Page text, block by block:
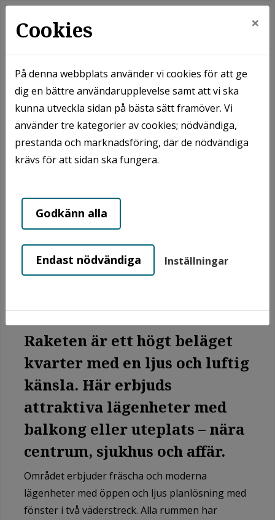
Våra områden
Simrishamn
Simrishamn - Raketen
Simrishamn - Raketen
Raketen är ett högt beläget
kvarter med en ljus och luftig
känsla. Här erbjuds
attraktiva lägenheter med
balkong eller uteplats – nära
centrum, sjukhus och affär.
Området erbjuder fräscha och moderna
lägenheter med öppen och ljus planlösning med
fönster i två väderstreck. Alla rummen har
Cookies ×
På denna webbplats använder vi cookies för att ge
dig en bättre användarupplevelse samt att vi ska
kunna utveckla sidan på bästa sätt framöver. Vi
använder tre kategorier av cookies; nödvändiga,
prestanda och marknadsföring, där de nödvändiga
krävs för att sidan ska fungera.
Godkänn alla
Endast nödvändiga Inställningar